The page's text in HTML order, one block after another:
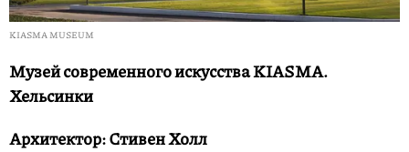
KIASMA MUSEUM
Музей современного искусства KIASMA.
Хельсинки
Архитектор: Стивен Холл